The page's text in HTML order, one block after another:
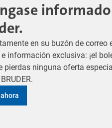
en su buzón de
información exclusiva: ¡el
pierdas ninguna oferta